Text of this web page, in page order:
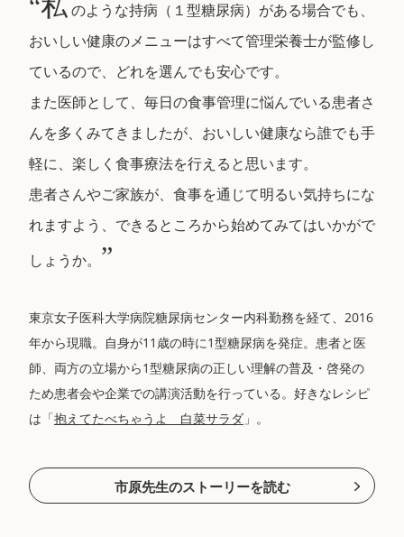
のような持病（１型糖尿病）がある場合でも、
おいしい健康のメニューはすべて管理栄養士が監修し
ているので、どれを選んでも安心です。
また医師として、毎日の食事管理に悩んでいる患者さ
んを多くみてきましたが、おいしい健康なら誰でも手
軽に、楽しく食事療法を行えると思います。
患者さんやご家族が、食事を通じて明るい気持ちにな
れますよう、できるところから始めてみてはいかがで
しょうか。 ”
東京女子医科大学病院糖尿病センター内科勤務を経て、2016
年から現職。自身が11歳の時に1型糖尿病を発症。患者と医
師、両方の立場から1型糖尿病の正しい理解の普及・啓発の
ため患者会や企業での講演活動を行っている。好きなレシピ
は「抱えてたべちゃうよ 白菜サラダ 」。
市原先生のストーリーを読む